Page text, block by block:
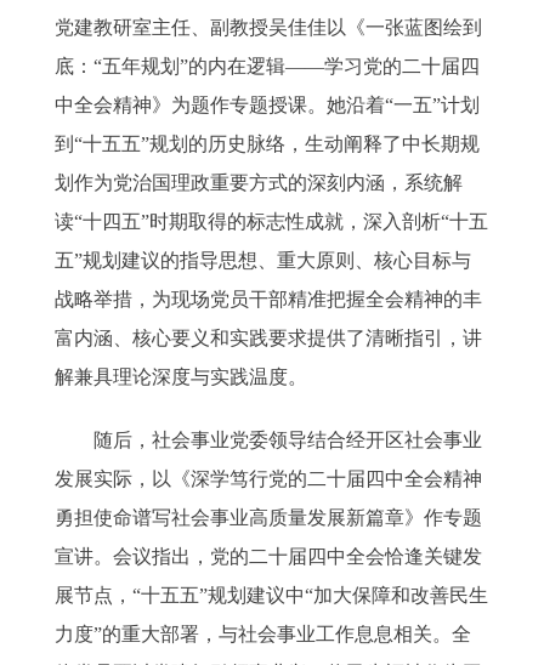
党建教研室主任、副教授吴佳佳以《一张蓝图绘到
底：“五年规划”的内在逻辑——学习党的二十届四
中全会精神》为题作专题授课。她沿着“一五”计划
到“十五五”规划的历史脉络，生动阐释了中长期规
划作为党治国理政重要方式的深刻内涵，系统解
读“十四五”时期取得的标志性成就，深入剖析“十五
五”规划建议的指导思想、重大原则、核心目标与
战略举措，为现场党员干部精准把握全会精神的丰
富内涵、核心要义和实践要求提供了清晰指引，讲
解兼具理论深度与实践温度。
随后，社会事业党委领导结合经开区社会事业
发展实际，以《深学笃行党的二十届四中全会精神
勇担使命谱写社会事业高质量发展新篇章》作专题
宣讲。会议指出，党的二十届四中全会恰逢关键发
展节点，“十五五”规划建议中“加大保障和改善民生
力度”的重大部署，与社会事业工作息息相关。全